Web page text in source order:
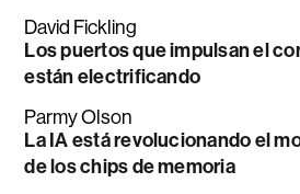
David Fickling
Los puertos que impulsan el
están electrificando
Parmy Olson
La IA está revolucionando el
de los chips de memoria